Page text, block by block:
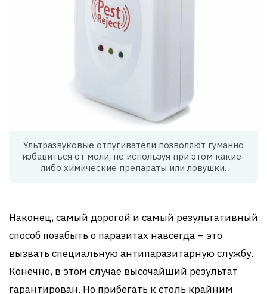
Ультразвуковые отпугиватели позволяют гуманно
избавиться от моли, не используя при этом какие-
либо химические препараты или ловушки.
Наконец, самый дорогой и самый результативный
способ позабыть о паразитах навсегда – это
вызвать специальную антипаразитарную службу.
Конечно, в этом случае высочайший результат
гарантирован. Но прибегать к столь крайним